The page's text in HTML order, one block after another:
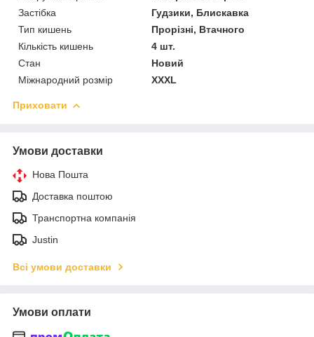
Застібка
Гудзики, Блискавка
Тип кишень
Прорізні, Втачного
Кількість кишень
4 шт.
Стан
Новий
Міжнародний розмір
XXXL
Приховати
Умови доставки
Нова Пошта
Доставка поштою
Транспортна компанія
Justin
Всі умови доставки
Умови оплати